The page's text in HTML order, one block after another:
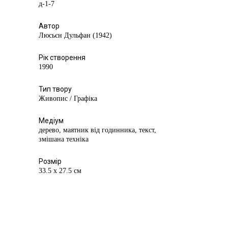
д-1-7
Автор
Люсьєн Дульфан (1942)
Рік створення
1990
Тип твору
Живопис / Графіка
Медіум
дерево, маятник від годинника, текст,
змішана техніка
Розмір
33.5 х 27.5 см